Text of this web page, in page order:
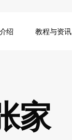
绍 教程与资讯
家